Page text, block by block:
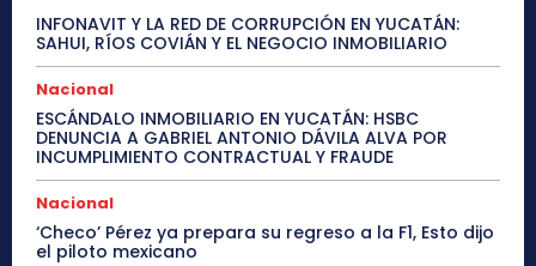
INFONAVIT Y LA RED DE CORRUPCIÓN EN YUCATÁN:
SAHUI, RÍOS COVIÁN Y EL NEGOCIO INMOBILIARIO
Nacional
ESCÁNDALO INMOBILIARIO EN YUCATÁN: HSBC
DENUNCIA A GABRIEL ANTONIO DÁVILA ALVA POR
INCUMPLIMIENTO CONTRACTUAL Y FRAUDE
Nacional
‘Checo’ Pérez ya prepara su regreso a la F1, Esto dijo
el piloto mexicano